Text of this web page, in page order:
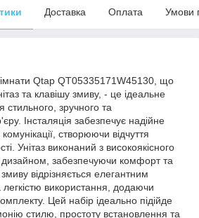
Доставка Оплата Умови
Qtap QT05335171W45130, що
та клавішу змиву, - це ідеальне
стильного, зручного та
Інсталяція забезпечує надійне
створюючи відчуття
Унітаз виконаний з високоякісного
дизайном, забезпечуючи комфорт та
відрізняється елегантним
використання, додаючи
Цей набір ідеально підійде
стилю, простоту встановлення та